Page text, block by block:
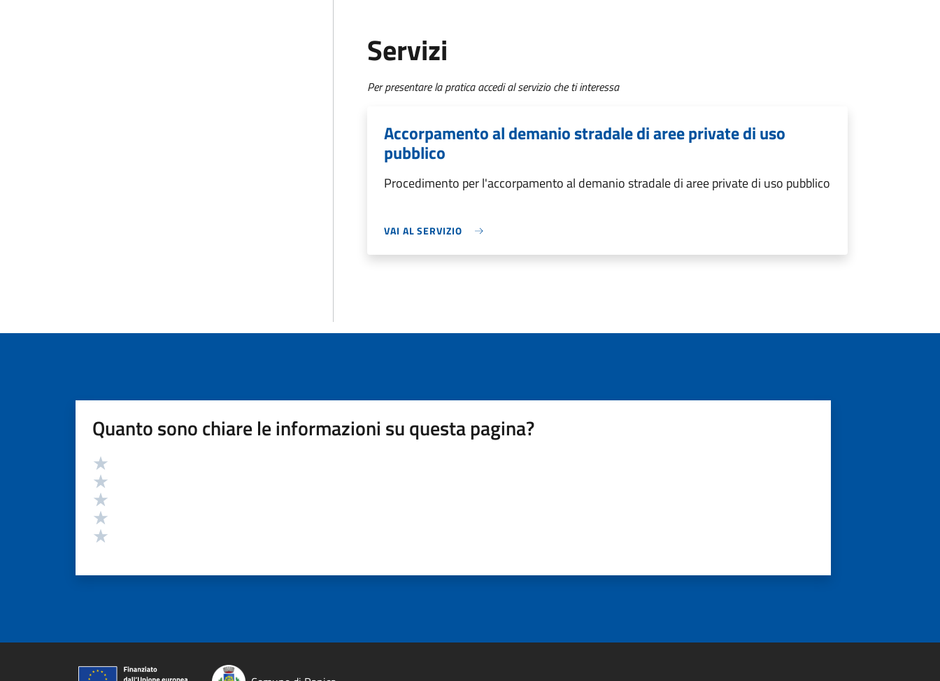
Servizi
Per presentare la pratica accedi al servizio che ti interessa
Accorpamento al demanio stradale di aree private di uso
pubblico
Procedimento per l'accorpamento al demanio stradale di aree private di uso pubblico
VAI AL SERVIZIO
Quanto sono chiare le informazioni su questa pagina?
Valutazione